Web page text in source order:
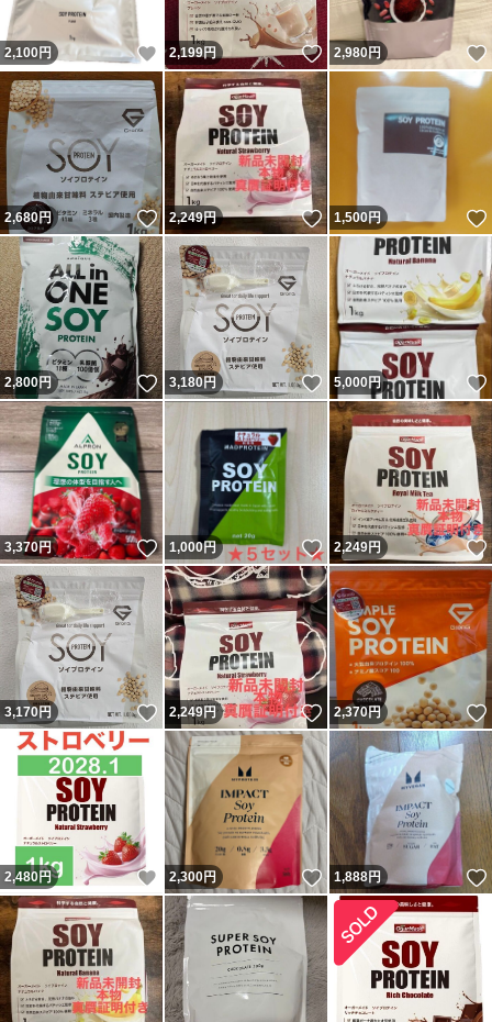
2,100円 いいね！
2,199円 いいね！
2,980円
2,680円 いいね！
2,249円 いいね！
1,500円
2,800円 いいね！
3,180円 いいね！
5,000円
3,370円 いいね！
1,000円 いいね！
2,249円
3,170円 いいね！
2,249円 いいね！
2,370円
2,480円 いいね！
2,300円 いいね！
1,888円